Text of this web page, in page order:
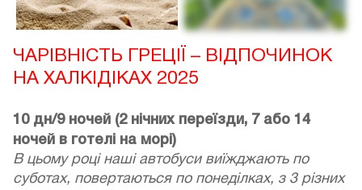
ЧАРІВНІСТЬ ГРЕЦІЇ – ВІДПОЧИНОК
НА ХАЛКІДІКАХ 2025
10 дн/9 ночей (2 нічних переїзди, 7 або 14
ночей в готелі на морі)
В цьому році наші автобуси виїжджають по
суботах, повертаються по понеділках, з 3 різних